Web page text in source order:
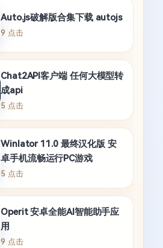
Auto.js破解版合集下载 autojs
9 点击
Chat2API客户端 任何大模型转
成api
5 点击
Winlator 11.0 最终汉化版 安
卓手机流畅运行PC游戏
5 点击
Operit 安卓全能AI智能助手应
用
9 点击